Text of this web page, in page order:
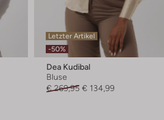
Letzter Artikel
-50%
Dea Kudibal
Bluse
€ 269,95 € 134,99